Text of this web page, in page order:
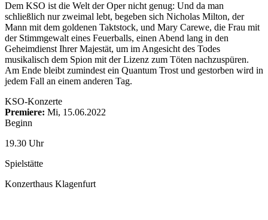
Dem KSO ist die Welt der Oper nicht genug: Und da man
schließlich nur zweimal lebt, begeben sich Nicholas Milton, der
Mann mit dem goldenen Taktstock, und Mary Carewe, die Frau mit
der Stimmgewalt eines Feuerballs, einen Abend lang in den
Geheimdienst Ihrer Majestät, um im Angesicht des Todes
musikalisch dem Spion mit der Lizenz zum Töten nachzuspüren.
Am Ende bleibt zumindest ein Quantum Trost und gestorben wird in
jedem Fall an einem anderen Tag.
KSO-Konzerte
Premiere: Mi, 15.06.2022
Beginn
19.30 Uhr
Spielstätte
Konzerthaus Klagenfurt